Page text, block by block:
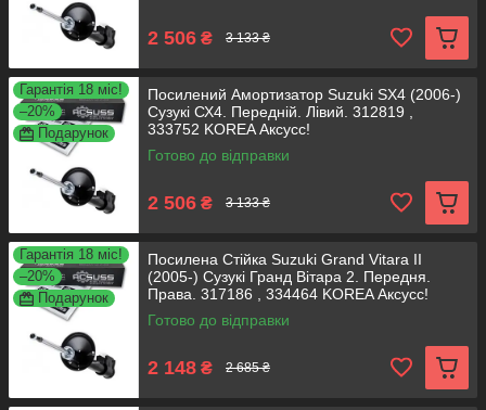
2 506 ₴ 3 133 ₴
Гарантія 18 міс!
–20%
Подарунок
Посилений Амортизатор Suzuki SX4 (2006-)
Сузукі СХ4. Передній. Лівий. 312819 ,
333752 KOREA Аксусс!
Готово до відправки
2 506 ₴ 3 133 ₴
Гарантія 18 міс!
–20%
Подарунок
Посилена Стійка Suzuki Grand Vitara II
(2005-) Сузукі Гранд Вітара 2. Передня.
Права. 317186 , 334464 KOREA Аксусс!
Готово до відправки
2 148 ₴ 2 685 ₴